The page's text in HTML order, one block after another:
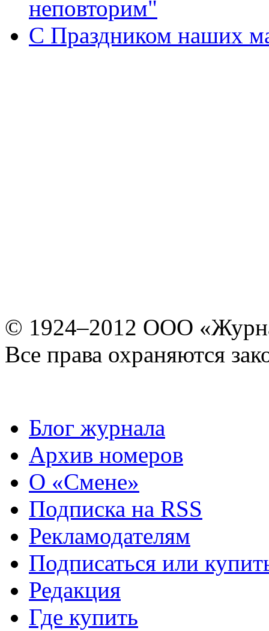
неповторим"
С Праздником наших
© 1924–2012 ООО
Все права охраняются
Блог журнала
Архив номеров
О «Смене»
Подписка на RSS
Рекламодателям
Подписаться или
Редакция
Где купить